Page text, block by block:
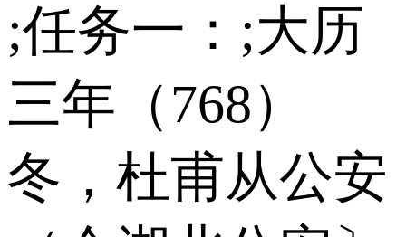
;任务一：;大历
三年（768）
冬，杜甫从公安